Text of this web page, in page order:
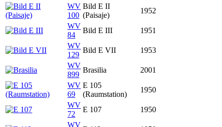
WV
100
Bild E II
(Paisaje)
1952
WV
84
Bild E III
1951
WV
129
Bild E VII
1953
WV
899
Brasilia
2001
WV
69
E 105
(Raumstation)
1950
WV
72
E 107
1950
WV